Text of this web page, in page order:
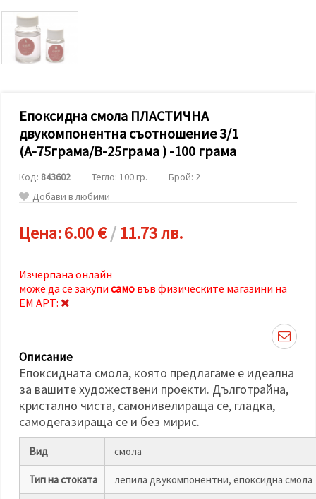
съдържание
и реклами,
включително
с помощта
на наши
съгласиш
всички
"бисквитки"
като
"Приеми
всички!"
предпочитанията
"Настройки",
като
"бисквитки"
и кликнеш
бутона
"Запази"
Приеми
всички
Настройки
на
бисквитките
Епоксидна смола ПЛАСТИЧНА
двукомпонентна съотношение 3/1
(А-75грама/В-25грама ) -100 грама
Код: 843602 Тегло: 100 гр.
Брой: 2
Добави в любими
Цена:6.00 €/11.73 лв.
Изчерпана онлайн
може да се закупи само във физическите магазини на
ЕМ АРТ:
Описание
Епоксидната смола, която предлагаме е идеална
за вашите художествени проекти. Дълготрайна,
кристално чиста, самонивелираща се, гладка,
самодегазираща се и без мирис.
Вид смола
Тип на стоката лепила двукомпонентни, епоксидна смола